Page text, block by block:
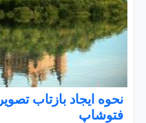
نحوه ایجاد بازتاب
فتوشاپ